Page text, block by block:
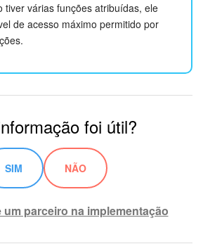
tiver várias funções atribuídas, ele
de acesso máximo permitido por
foi útil?
SIM NÃO
um parceiro na implementação